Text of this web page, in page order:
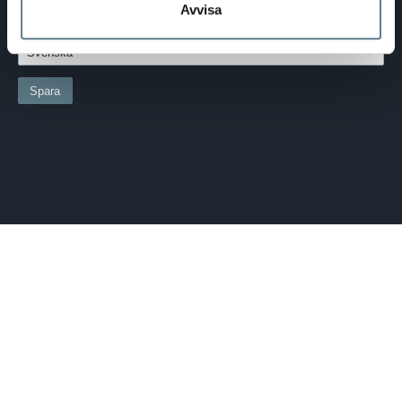
Avvisa